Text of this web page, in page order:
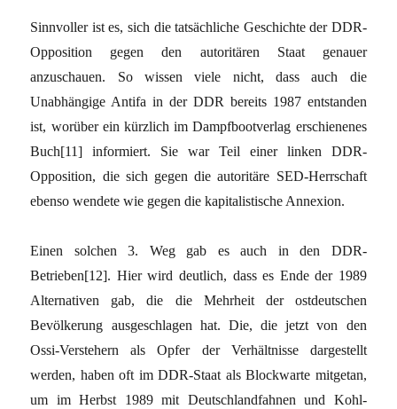
Sinnvoller ist es, sich die tatsächliche Geschichte der DDR-
Opposition gegen den autoritären Staat genauer
anzuschauen. So wissen viele nicht, dass auch die
Unabhängige Antifa in der DDR bereits 1987 entstanden
ist, worüber ein kürzlich im Dampfbootverlag erschienenes
Buch[11] informiert. Sie war Teil einer linken DDR-
Opposition, die sich gegen die autoritäre SED-Herrschaft
ebenso wendete wie gegen die kapitalistische Annexion.
Einen solchen 3. Weg gab es auch in den DDR-
Betrieben[12]. Hier wird deutlich, dass es Ende der 1989
Alternativen gab, die die Mehrheit der ostdeutschen
Bevölkerung ausgeschlagen hat. Die, die jetzt von den
Ossi-Verstehern als Opfer der Verhältnisse dargestellt
werden, haben oft im DDR-Staat als Blockwarte mitgetan,
um im Herbst 1989 mit Deutschlandfahnen und Kohl-